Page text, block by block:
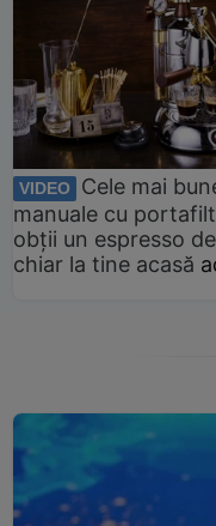
VIDEO
Cele mai
manuale cu
obții un espresso
chiar la tine acasă